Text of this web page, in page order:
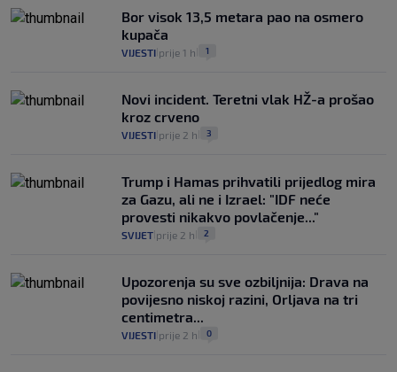
Bor visok 13,5 metara pao na osmero
kupača
VIJESTI prije 1 h 1
Novi incident. Teretni vlak HŽ-a prošao
kroz crveno
VIJESTI prije 2 h 3
Trump i Hamas prihvatili prijedlog mira
za Gazu, ali ne i Izrael: "IDF neće
provesti nikakvo povlačenje..."
SVIJET prije 2 h 2
Upozorenja su sve ozbiljnija: Drava na
povijesno niskoj razini, Orljava na tri
centimetra...
VIJESTI prije 2 h 0